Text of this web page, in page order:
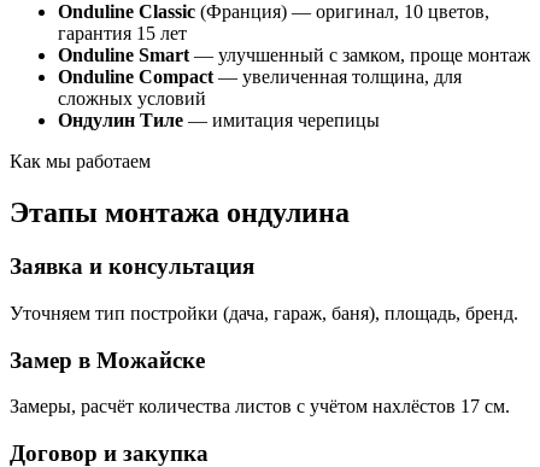
Onduline Classic (Франция) — оригинал, 10 цветов,
гарантия 15 лет
Onduline Smart — улучшенный с замком, проще монтаж
Onduline Compact — увеличенная толщина, для
сложных условий
Ондулин Тиле — имитация черепицы
Как мы работаем
Этапы монтажа ондулина
Заявка и консультация
Уточняем тип постройки (дача, гараж, баня), площадь, бренд.
Замер в Можайске
Замеры, расчёт количества листов с учётом нахлёстов 17 см.
Договор и закупка